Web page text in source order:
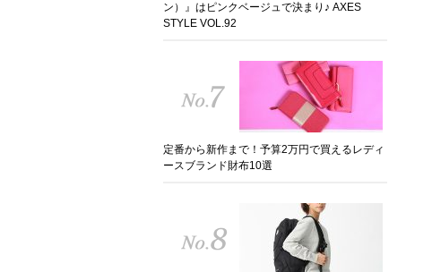
ン）』はピンクベージュで決まり♪ AXES
STYLE VOL.92
定番から新作まで！予算2万円で買えるレディ
ースブランド財布10選